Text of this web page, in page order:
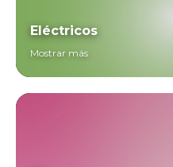
Eléctricos
Mostrar más